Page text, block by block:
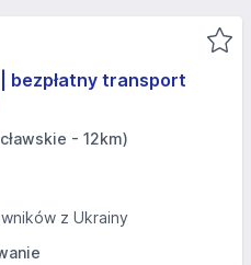
bezpłatny transport
- 12km)
z Ukrainy